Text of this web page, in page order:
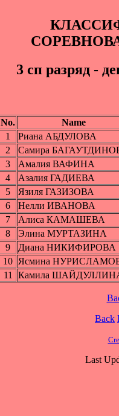
3 cп разряд -
No.
Name
1
Риана АБДУЛОВА
2
Самира
3
Амалия ВАФИНА
4
Азалия ГАДИЕВА
5
Язиля ГАЗИЗОВА
6
Нелли ИВАНОВА
7
Алиса КАМАШЕВА
8
Элина МУРТАЗИНА
9
Диана НИКИФИРОВА
10 Ясмина
11 Камила
Back
Last